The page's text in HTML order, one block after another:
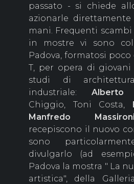
passato - si chiede
azionarle
mani. Frequenti scambi
in mostre vi sono
Padova, formatosi
T, per opera di
studi di
industriale: Alberto
Chiggio, Toni Costa,
Manfredo
Massironi
recepiscono il nuovo
sono
divulgarlo (ad
Padova la mostra " La
artistica", della